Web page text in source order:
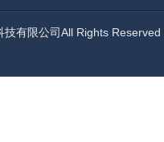
技有限公司All Rights